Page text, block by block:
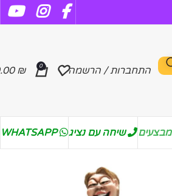
התחברות / הרשמה 0
₪
מבצעים שיחה עם נציג WHATSAPP